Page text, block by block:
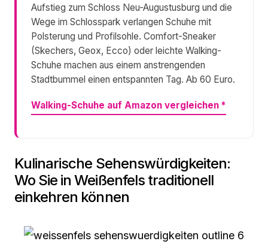
Aufstieg zum Schloss Neu-Augustusburg und die
Wege im Schlosspark verlangen Schuhe mit
Polsterung und Profilsohle. Comfort-Sneaker
(Skechers, Geox, Ecco) oder leichte Walking-
Schuhe machen aus einem anstrengenden
Stadtbummel einen entspannten Tag. Ab 60 Euro.
Walking-Schuhe auf Amazon vergleichen *
Kulinarische Sehenswürdigkeiten:
Wo Sie in Weißenfels traditionell
einkehren können